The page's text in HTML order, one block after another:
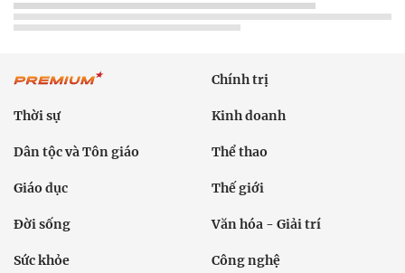
Chính trị
Thời sự Kinh doanh
Dân tộc và Tôn giáo Thể thao
Giáo dục Thế giới
Đời sống Văn hóa - Giải trí
Sức khỏe Công nghệ